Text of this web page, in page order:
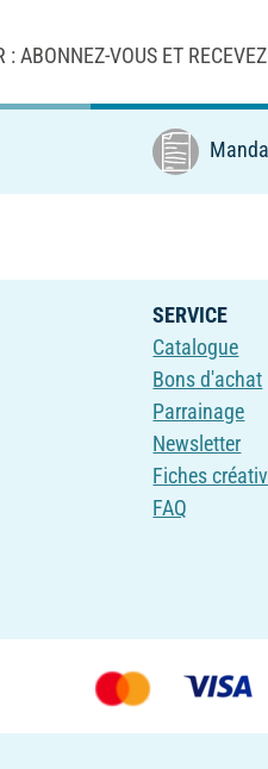
: ABONNEZ-VOUS ET
SERVICE
Catalogue
Bons d'achat
Parrainage
Newsletter
Fiches
FAQ